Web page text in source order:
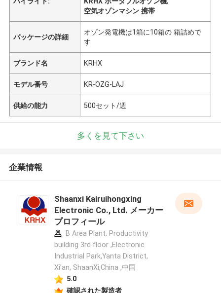
空気オゾンマシン 携帯
パッケージの詳細
オゾン発電機は1箱に10箱の 箱詰めで
す
ブランド名 KRHX
モデル番号 KR-OZG-LAJ
供給の能力 500セット/週
多くを見て下さい
企業情報
Shaanxi Kairuihongxing
Electronic Co., Ltd. メーカー
プロフィール
B Area Plant, Productivity
building 3rd floor ,Electronic
Industrial Park,Yanta District,
Xi'an, ShaanXi,China ,中国
5.0
確認された製造者